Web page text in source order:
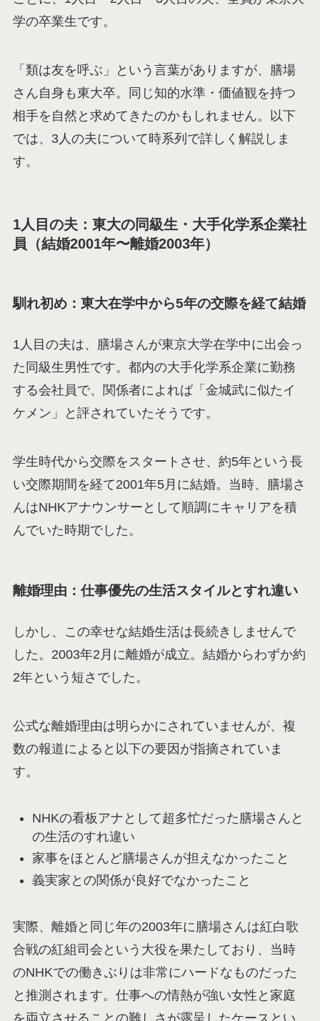
学の卒業生です。
「類は友を呼ぶ」という言葉がありますが、膳場
さん自身も東大卒。同じ知的水準・価値観を持つ
相手を自然と求めてきたのかもしれません。以下
では、3人の夫について時系列で詳しく解説しま
す。
1人目の夫：東大の同級生・大手化学系企業社
員（結婚2001年〜離婚2003年）
馴れ初め：東大在学中から5年の交際を経て結婚
1人目の夫は、膳場さんが東京大学在学中に出会っ
た同級生男性です。都内の大手化学系企業に勤務
する会社員で、関係者によれば「金城武に似たイ
ケメン」と評されていたそうです。
学生時代から交際をスタートさせ、約5年という長
い交際期間を経て2001年5月に結婚。当時、膳場さ
んはNHKアナウンサーとして順調にキャリアを積
んでいた時期でした。
離婚理由：仕事優先の生活スタイルとすれ違い
しかし、この幸せな結婚生活は長続きしませんで
した。2003年2月に離婚が成立。結婚からわずか約
2年という短さでした。
公式な離婚理由は明らかにされていませんが、複
数の報道によると以下の要因が指摘されていま
す。
NHKの看板アナとして超多忙だった膳場さんと
の生活のすれ違い
家事をほとんど膳場さんが担えなかったこと
義実家との関係が良好でなかったこと
実際、離婚と同じ年の2003年に膳場さんは紅白歌
合戦の紅組司会という大役を果たしており、当時
のNHKでの働きぶりは非常にハードなものだった
と推測されます。仕事への情熱が強い女性と家庭
を両立させることの難しさが露呈したケースとい